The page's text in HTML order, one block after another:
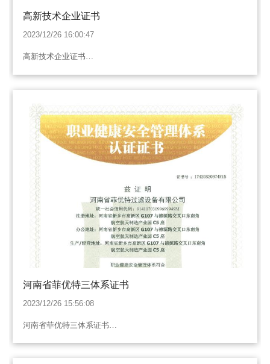
高新技术企业证书
2023/12/26 16:00:47
高新技术企业证书…
河南省菲优特三体系证书
2023/12/26 15:56:08
河南省菲优特三体系证书…